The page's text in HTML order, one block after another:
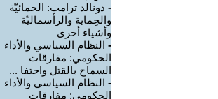
- دونالد ترامب: الحمائيّة
والحِماية والرأسماليّة
وأشياء أخرى
- النظام السياسي والأداء
الحكومي: مفارقات
السماح بالقتل واحتفا ...
- النظام السياسي والأداء
الحكومي: مفارقات